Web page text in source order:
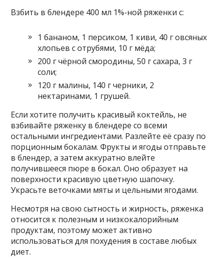
Взбить в блендере 400 мл 1%-ной ряженки с:
1 бананом, 1 персиком, 1 киви, 40 г овсяных
хлопьев с отрубями, 10 г мёда;
200 г чёрной смородины, 50 г сахара, 3 г
соли;
120 г малины, 140 г черники, 2
нектаринами, 1 грушей.
Если хотите получить красивый коктейль, не
взбивайте ряженку в блендере со всеми
остальными ингредиентами. Разлейте её сразу по
порционным бокалам. Фрукты и ягоды отправьте
в блендер, а затем аккуратно влейте
получившееся пюре в бокал. Оно образует на
поверхности красивую цветную шапочку.
Украсьте веточками мяты и цельными ягодами.
Несмотря на свою сытность и жирность, ряженка
относится к полезным и низкокалорийным
продуктам, поэтому может активно
использоваться для похудения в составе любых
диет.